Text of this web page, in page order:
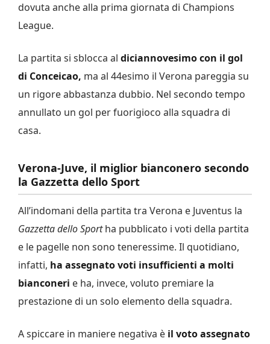
dovuta anche alla prima giornata di Champions
League.
La partita si sblocca al diciannovesimo con il gol
di Conceicao, ma al 44esimo il Verona pareggia su
un rigore abbastanza dubbio. Nel secondo tempo
annullato un gol per fuorigioco alla squadra di
casa.
Verona-Juve, il miglior bianconero secondo
la Gazzetta dello Sport
All’indomani della partita tra Verona e Juventus la
Gazzetta dello Sportha pubblicato i voti della partita
e le pagelle non sono teneressime. Il quotidiano,
infatti, ha assegnato voti insufficienti a molti
bianconeri e ha, invece, voluto premiare la
prestazione di un solo elemento della squadra.
A spiccare in maniere negativa è il voto assegnato